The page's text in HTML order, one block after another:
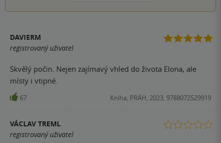
DAVIERM
registrovaný uživatel
Skvělý počin. Nejen zajímavý vhled do života Elona, ale
místy i vtipné.
67 Kniha, PRÁH, 2023, 9788072529919
VÁCLAV TREML
registrovaný uživatel